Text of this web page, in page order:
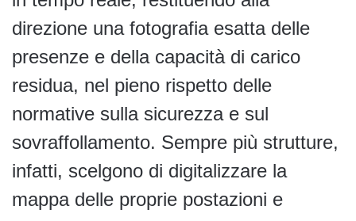
direzione una fotografia esatta delle
presenze e della capacità di carico
residua, nel pieno rispetto delle
normative sulla sicurezza e sul
sovraffollamento. Sempre più strutture,
infatti, scelgono di digitalizzare la
mappa delle proprie postazioni e